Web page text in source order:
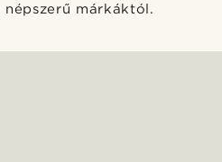
népszerű márkáktól.